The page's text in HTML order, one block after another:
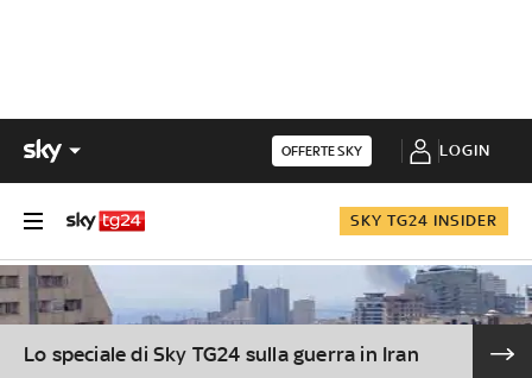
OFFERTE SKY LOGIN
SKY TG24 INSIDER
Lo speciale di Sky TG24 sulla guerra in Iran